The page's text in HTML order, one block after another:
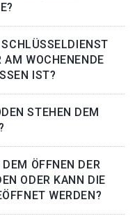
AM WOCHENENDE
IST?
STEHEN DEM
ÖFFNEN DER
ODER KANN DIE
WERDEN?